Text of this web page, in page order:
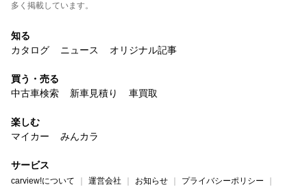
多く掲載しています。
知る
カタログ
ニュース オリジナル記事
買う・売る
中古車検索
新車見積り 車買取
楽しむ
マイカー
みんカラ
サービス
carview!について 運営会社 お知らせ
プライバシーポリシー